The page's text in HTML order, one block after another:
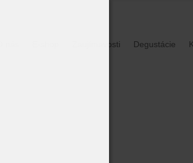
Zaujímavosti Degustácie